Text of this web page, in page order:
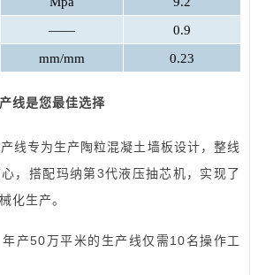
——
0.9
mm/mm 0.23
线是您最佳选择
线专为生产陶粒混凝土墙板设计，整线
，搭配玛纳第3代液压抽芯机，实现了
化生产。
产50万平米的生产线仅需10名操作工